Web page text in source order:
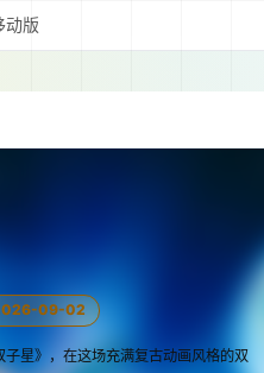
动版
09-02
星》，在这场充满复古动画风格的双